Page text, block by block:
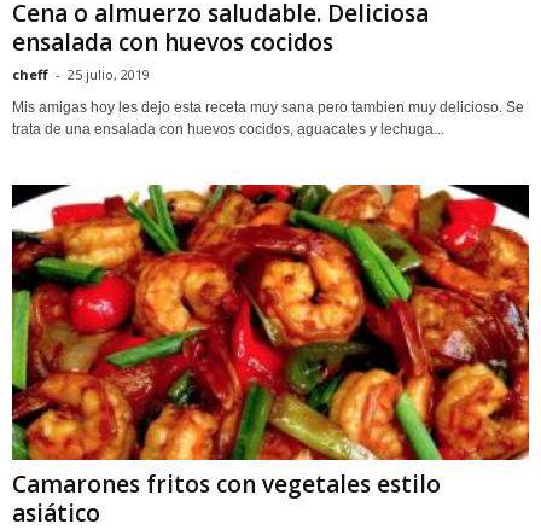
Cena o almuerzo saludable. Deliciosa
ensalada con huevos cocidos
cheff - 25 julio, 2019
Mis amigas hoy les dejo esta receta muy sana pero tambien muy delicioso. Se
trata de una ensalada con huevos cocidos, aguacates y lechuga...
Camarones fritos con vegetales estilo
asiático